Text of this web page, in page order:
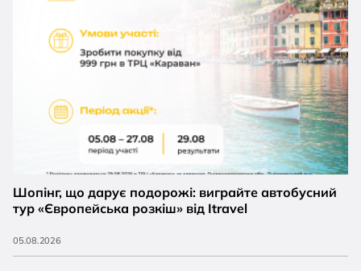
Шопінг, що дарує подорожі: виграйте автобусний
тур «Європейська розкіш» від Itravel
05.08.2026